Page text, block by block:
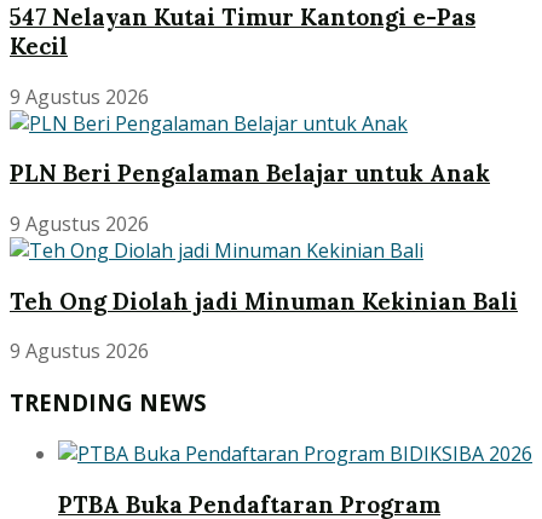
547 Nelayan Kutai Timur Kantongi e-Pas
Kecil
9 Agustus 2026
PLN Beri Pengalaman Belajar untuk Anak
9 Agustus 2026
Teh Ong Diolah jadi Minuman Kekinian Bali
9 Agustus 2026
TRENDING NEWS
PTBA Buka Pendaftaran Program